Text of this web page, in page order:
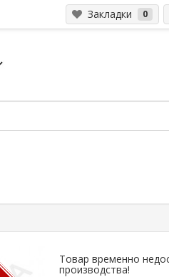
Закладки 0
Товар временно
производства!